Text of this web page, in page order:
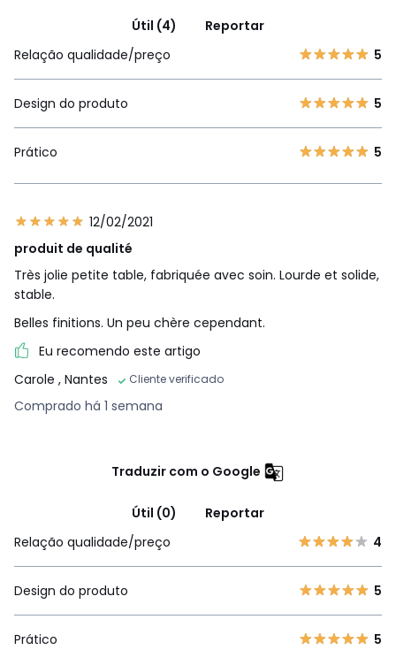
Útil (4)
Reportar
Relação qualidade/preço
5
Design do produto 5
Prático 5
12/02/2021
produit de qualité
Très jolie petite table, fabriquée avec soin. Lourde et solide,
stable.
Belles finitions. Un peu chère cependant.
Eu recomendo este artigo
Carole , Nantes Cliente verificado
Comprado há 1 semana
Traduzir com o Google
Útil (0)
Reportar
Relação qualidade/preço
4
Design do produto 5
Prático 5